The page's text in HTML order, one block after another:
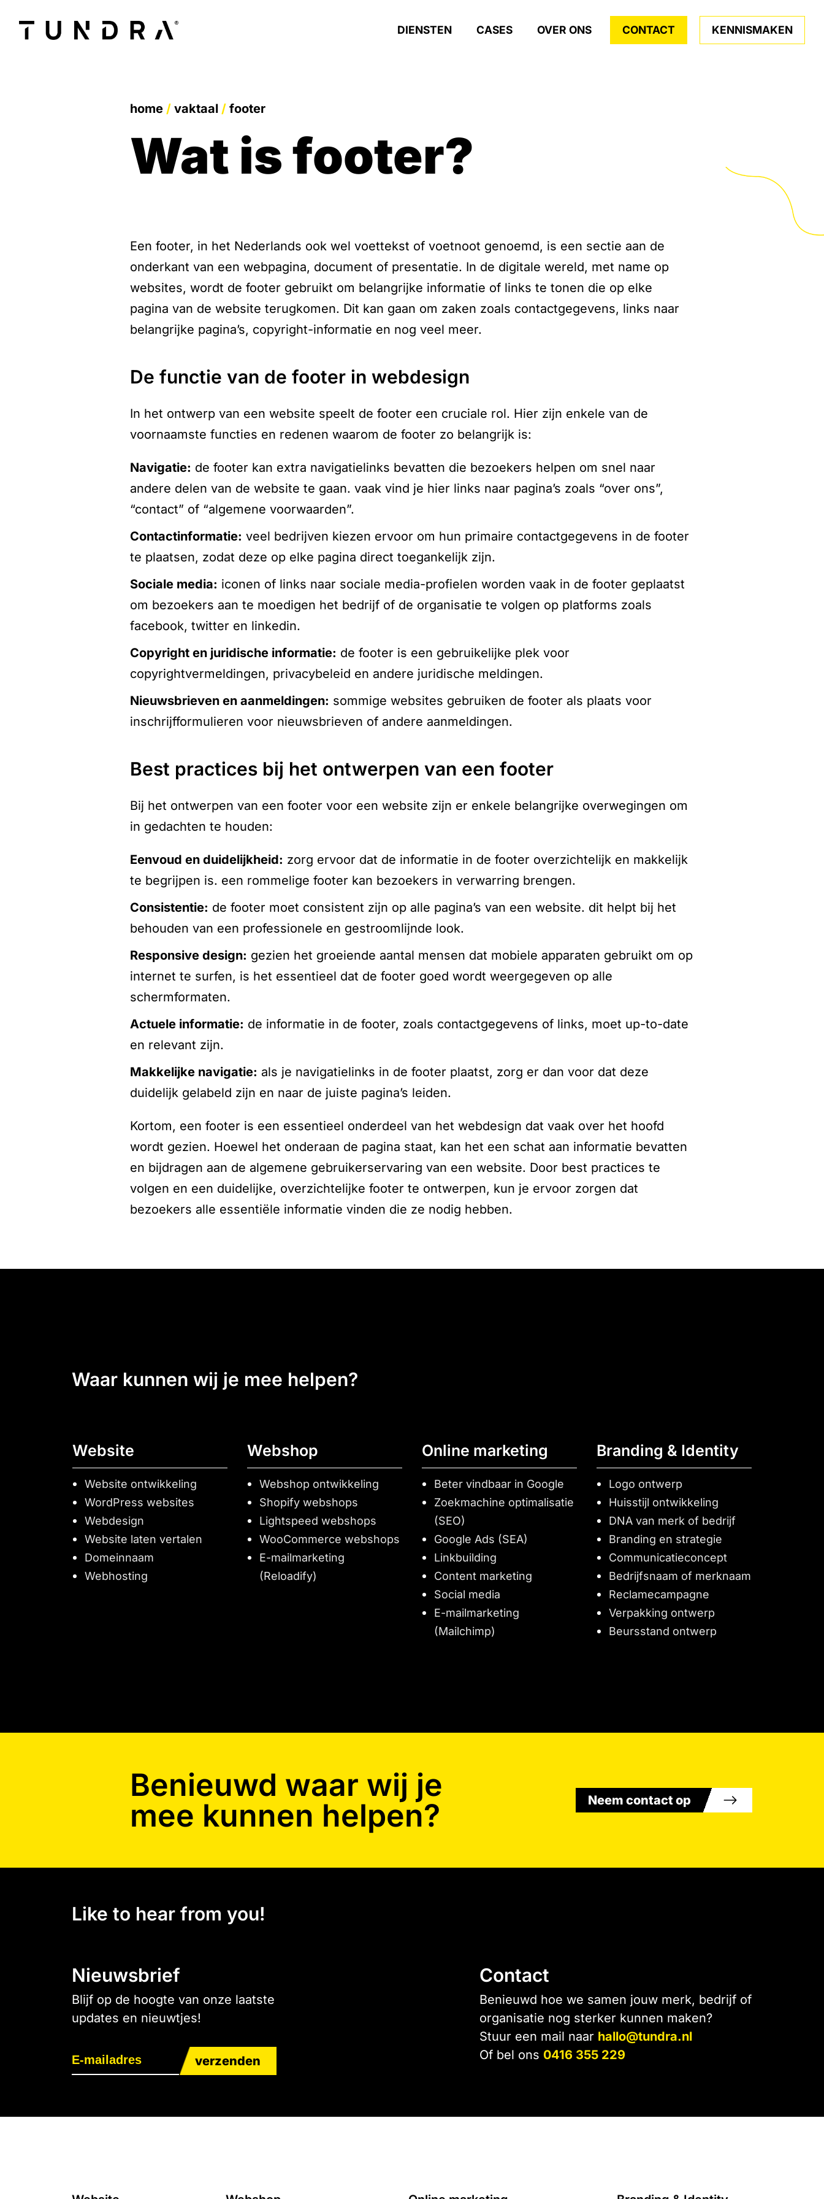
DIENSTEN CASES OVER ONS CONTACT KENNISMAKEN
home / vaktaal / footer
wat is footer?
Een footer, in het Nederlands ook wel voettekst of voetnoot genoemd, is een sectie aan de
onderkant van een webpagina, document of presentatie. In de digitale wereld, met name op
websites, wordt de footer gebruikt om belangrijke informatie of links te tonen die op elke
pagina van de website terugkomen. Dit kan gaan om zaken zoals contactgegevens, links naar
belangrijke pagina’s, copyright-informatie en nog veel meer.
de functie van de footer in webdesign
In het ontwerp van een website speelt de footer een cruciale rol. Hier zijn enkele van de
voornaamste functies en redenen waarom de footer zo belangrijk is:
navigatie: de footer kan extra navigatielinks bevatten die bezoekers helpen om snel naar
andere delen van de website te gaan. vaak vind je hier links naar pagina’s zoals “over ons”,
“contact” of “algemene voorwaarden”.
contactinformatie: veel bedrijven kiezen ervoor om hun primaire contactgegevens in de footer
te plaatsen, zodat deze op elke pagina direct toegankelijk zijn.
sociale media: iconen of links naar sociale media-profielen worden vaak in de footer geplaatst
om bezoekers aan te moedigen het bedrijf of de organisatie te volgen op platforms zoals
facebook, twitter en linkedin.
copyright en juridische informatie: de footer is een gebruikelijke plek voor
copyrightvermeldingen, privacybeleid en andere juridische meldingen.
nieuwsbrieven en aanmeldingen: sommige websites gebruiken de footer als plaats voor
inschrijfformulieren voor nieuwsbrieven of andere aanmeldingen.
best practices bij het ontwerpen van een footer
Bij het ontwerpen van een footer voor een website zijn er enkele belangrijke overwegingen om
in gedachten te houden:
eenvoud en duidelijkheid: zorg ervoor dat de informatie in de footer overzichtelijk en makkelijk
te begrijpen is. een rommelige footer kan bezoekers in verwarring brengen.
consistentie: de footer moet consistent zijn op alle pagina’s van een website. dit helpt bij het
behouden van een professionele en gestroomlijnde look.
responsive design: gezien het groeiende aantal mensen dat mobiele apparaten gebruikt om op
internet te surfen, is het essentieel dat de footer goed wordt weergegeven op alle
schermformaten.
actuele informatie: de informatie in de footer, zoals contactgegevens of links, moet up-to-date
en relevant zijn.
makkelijke navigatie: als je navigatielinks in de footer plaatst, zorg er dan voor dat deze
duidelijk gelabeld zijn en naar de juiste pagina’s leiden.
Kortom, een footer is een essentieel onderdeel van het webdesign dat vaak over het hoofd
wordt gezien. Hoewel het onderaan de pagina staat, kan het een schat aan informatie bevatten
en bijdragen aan de algemene gebruikerservaring van een website. Door best practices te
volgen en een duidelijke, overzichtelijke footer te ontwerpen, kun je ervoor zorgen dat
bezoekers alle essentiële informatie vinden die ze nodig hebben.
waar kunnen wij je mee helpen?
Website
Website ontwikkeling
WordPress websites
Webdesign
Website laten vertalen
Domeinnaam
Webhosting
Webshop
Webshop ontwikkeling
Shopify webshops
Lightspeed webshops
WooCommerce webshops
E-mailmarketing
(Reloadify)
Online marketing
Beter vindbaar in Google
Zoekmachine optimalisatie
(SEO)
Google Ads (SEA)
Linkbuilding
Content marketing
Social media
E-mailmarketing
(Mailchimp)
Branding & Identity
Logo ontwerp
Huisstijl ontwikkeling
DNA van merk of bedrijf
Branding en strategie
Communicatieconcept
Bedrijfsnaam of merknaam
Reclamecampagne
Verpakking ontwerp
Beursstand ontwerp
Benieuwd waar wij je
mee kunnen helpen?
Neem contact op
Like to hear from you!
Nieuwsbrief
Blijf op de hoogte van onze laatste
updates en nieuwtjes!
verzenden
Contact
Benieuwd hoe we samen jouw merk, bedrijf of
organisatie nog sterker kunnen maken?
Stuur een mail naar hallo@tundra.nl
Of bel ons 0416 355 229